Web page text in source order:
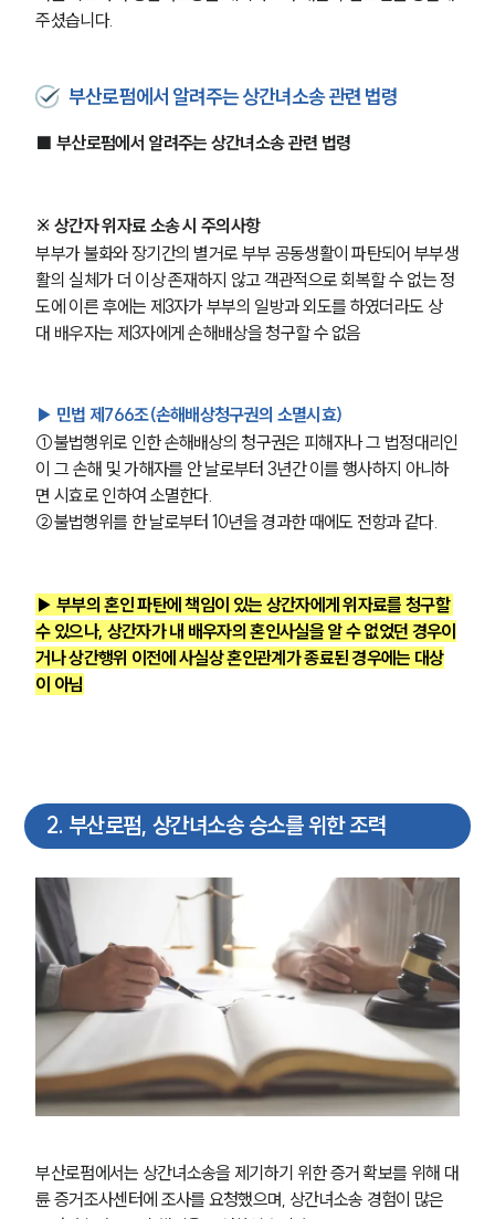
주셨습니다.
부산로펌에서 알려주는 상간녀소송 관련 법령
■ 부산로펌에서 알려주는 상간녀소송 관련 법령
※ 상간자 위자료 소송 시 주의사항
부부가 불화와 장기간의 별거로 부부 공동생활이 파탄되어 부부생
활의 실체가 더 이상 존재하지 않고 객관적으로 회복할 수 없는 정
도에 이른 후에는 제3자가 부부의 일방과 외도를 하였더라도 상
대 배우자는 제3자에게 손해배상을 청구할 수 없음
▶ 민법 제766조(손해배상청구권의 소멸시효)
①불법행위로 인한 손해배상의 청구권은 피해자나 그 법정대리인
이 그 손해 및 가해자를 안 날로부터 3년간 이를 행사하지 아니하
면 시효로 인하여 소멸한다.
②불법행위를 한 날로부터 10년을 경과한 때에도 전항과 같다.
▶ 부부의 혼인 파탄에 책임이 있는 상간자에게 위자료를 청구할
수 있으나, 상간자가 내 배우자의 혼인사실을 알 수 없었던 경우이
거나 상간행위 이전에 사실상 혼인관계가 종료된 경우에는 대상
이 아님
2. 부산로펌, 상간녀소송 승소를 위한 조력
부산로펌에서는 상간녀소송을 제기하기 위한 증거 확보를 위해 대
륜 증거조사센터에 조사를 요청했으며, 상간녀소송 경험이 많은